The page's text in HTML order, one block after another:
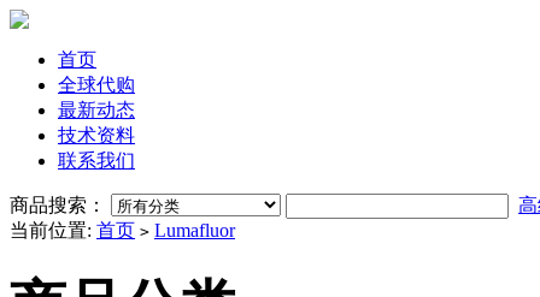
首页
全球代购
最新动态
技术资料
联系我们
商品搜索：
当前位置: 首页 > Lumafluor